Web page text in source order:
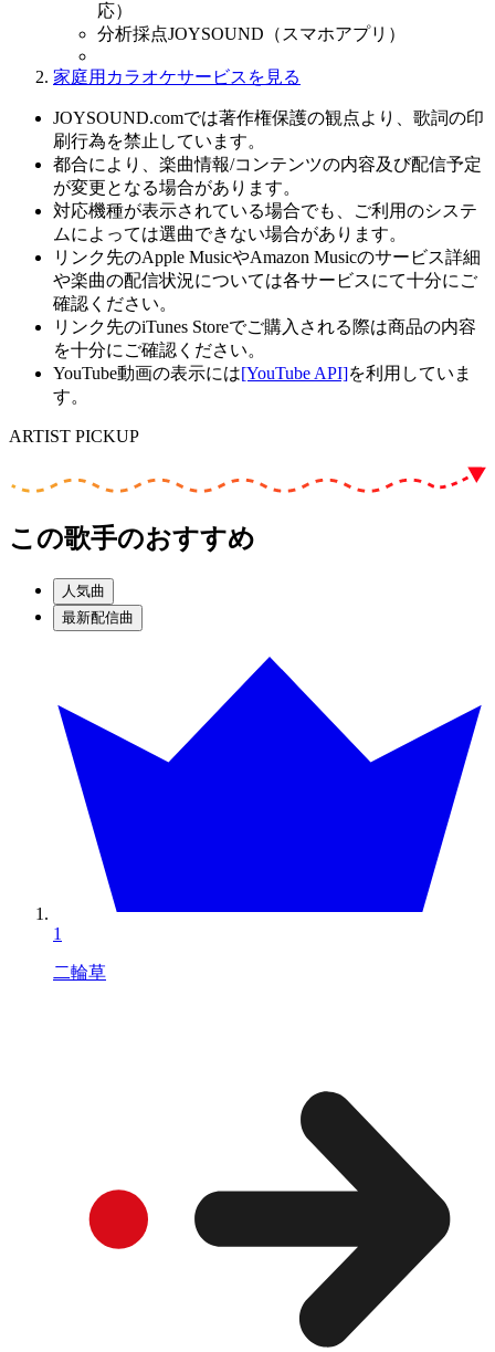
応）
分析採点JOYSOUND（スマホアプリ）
家庭用カラオケサービスを見る
JOYSOUND.comでは著作権保護の観点より、歌詞の印
刷行為を禁止しています。
都合により、楽曲情報/コンテンツの内容及び配信予定
が変更となる場合があります。
対応機種が表示されている場合でも、ご利用のシステ
ムによっては選曲できない場合があります。
リンク先のApple MusicやAmazon Musicのサービス詳細
や楽曲の配信状況については各サービスにて十分にご
確認ください。
リンク先のiTunes Storeでご購入される際は商品の内容
を十分にご確認ください。
YouTube動画の表示には[YouTube API]を利用していま
す。
ARTIST PICKUP
この歌手のおすすめ
人気曲
最新配信曲
1
二輪草